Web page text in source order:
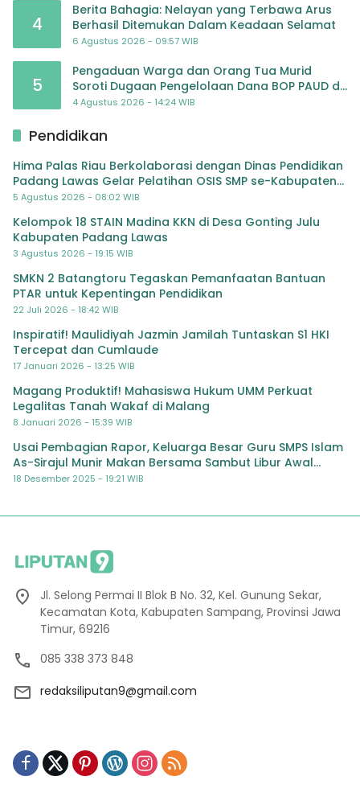
4
Berita Bahagia: Nelayan yang Terbawa Arus
Berhasil Ditemukan Dalam Keadaan Selamat
6 Agustus 2026 - 09:57 WIB
5
Pengaduan Warga dan Orang Tua Murid
Soroti Dugaan Pengelolaan Dana BOP PAUD di
TK Al-Ikhlas Tapanuli Selatan
4 Agustus 2026 - 14:24 WIB
Pendidikan
Hima Palas Riau Berkolaborasi dengan Dinas Pendidikan
Padang Lawas Gelar Pelatihan OSIS SMP se-Kabupaten
Padang Lawas
5 Agustus 2026 - 08:02 WIB
Kelompok 18 STAIN Madina KKN di Desa Gonting Julu
Kabupaten Padang Lawas
3 Agustus 2026 - 19:15 WIB
SMKN 2 Batangtoru Tegaskan Pemanfaatan Bantuan
PTAR untuk Kepentingan Pendidikan
22 Juli 2026 - 18:42 WIB
Inspiratif! Maulidiyah Jazmin Jamilah Tuntaskan S1 HKI
Tercepat dan Cumlaude
17 Januari 2026 - 13:25 WIB
Magang Produktif! Mahasiswa Hukum UMM Perkuat
Legalitas Tanah Wakaf di Malang
8 Januari 2026 - 15:39 WIB
Usai Pembagian Rapor, Keluarga Besar Guru SMPS Islam
As-Sirajul Munir Makan Bersama Sambut Libur Awal
Semester
18 Desember 2025 - 19:21 WIB
Jl. Selong Permai II Blok B No. 32, Kel. Gunung Sekar,
Kecamatan Kota, Kabupaten Sampang, Provinsi Jawa
Timur, 69216
085 338 373 848
redaksiliputan9@gmail.com